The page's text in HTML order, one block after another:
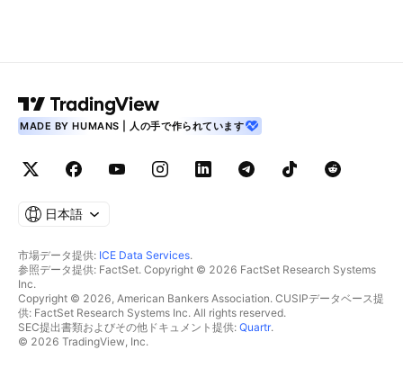
MADE BY HUMANS | 人の手で作られています
日本語
市場データ提供: ICE Data Services.
参照データ提供: FactSet. Copyright © 2026 FactSet Research Systems
Inc.
Copyright © 2026, American Bankers Association. CUSIPデータベース提
供: FactSet Research Systems Inc. All rights reserved.
SEC提出書類およびその他ドキュメント提供: Quartr.
© 2026 TradingView, Inc.